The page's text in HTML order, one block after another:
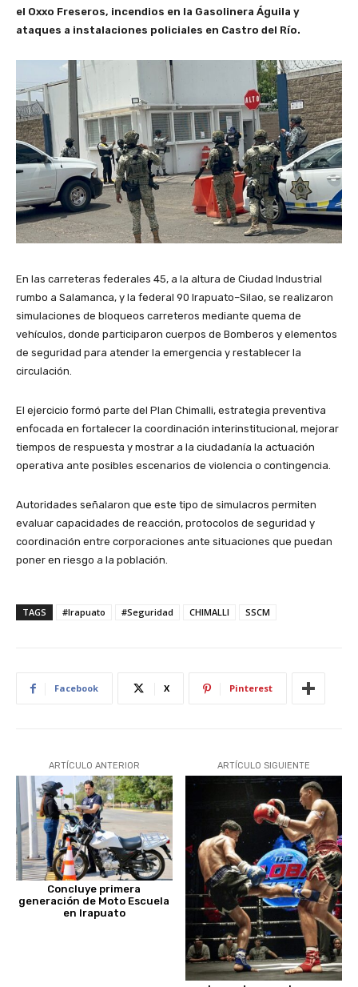
el Oxxo Freseros, incendios en la Gasolinera Águila y
ataques a instalaciones policiales en Castro del Río.
En las carreteras federales 45, a la altura de Ciudad Industrial
rumbo a Salamanca, y la federal 90 Irapuato–Silao, se realizaron
simulaciones de bloqueos carreteros mediante quema de
vehículos, donde participaron cuerpos de Bomberos y elementos
de seguridad para atender la emergencia y restablecer la
circulación.
El ejercicio formó parte del Plan Chimalli, estrategia preventiva
enfocada en fortalecer la coordinación interinstitucional, mejorar
tiempos de respuesta y mostrar a la ciudadanía la actuación
operativa ante posibles escenarios de violencia o contingencia.
Autoridades señalaron que este tipo de simulacros permiten
evaluar capacidades de reacción, protocolos de seguridad y
coordinación entre corporaciones ante situaciones que puedan
poner en riesgo a la población.
TAGS #Irapuato #Seguridad CHIMALLI SSCM
Facebook X Pinterest
ARTÍCULO ANTERIOR
Concluye primera
generación de Moto Escuela
en Irapuato
ARTÍCULO SIGUIENTE